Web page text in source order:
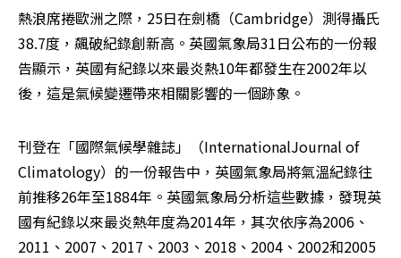
熱浪席捲歐洲之際，25日在劍橋（Cambridge）測得攝氏
38.7度，飆破紀錄創新高。英國氣象局31日公布的一份報
告顯示，英國有紀錄以來最炎熱10年都發生在2002年以
後，這是氣候變遷帶來相關影響的一個跡象。
刊登在「國際氣候學雜誌」（InternationalJournal of
Climatology）的一份報告中，英國氣象局將氣溫紀錄往
前推移26年至1884年。英國氣象局分析這些數據，發現英
國有紀錄以來最炎熱年度為2014年，其次依序為2006、
2011、2007、2017、2003、2018、2004、2002和2005